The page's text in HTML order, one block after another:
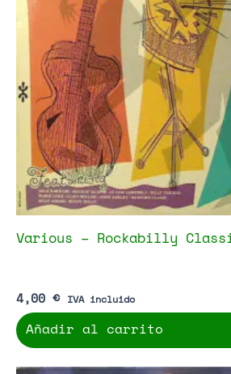
Various – Rockabilly
4,00 € IVA incluido
Añadir al carrito